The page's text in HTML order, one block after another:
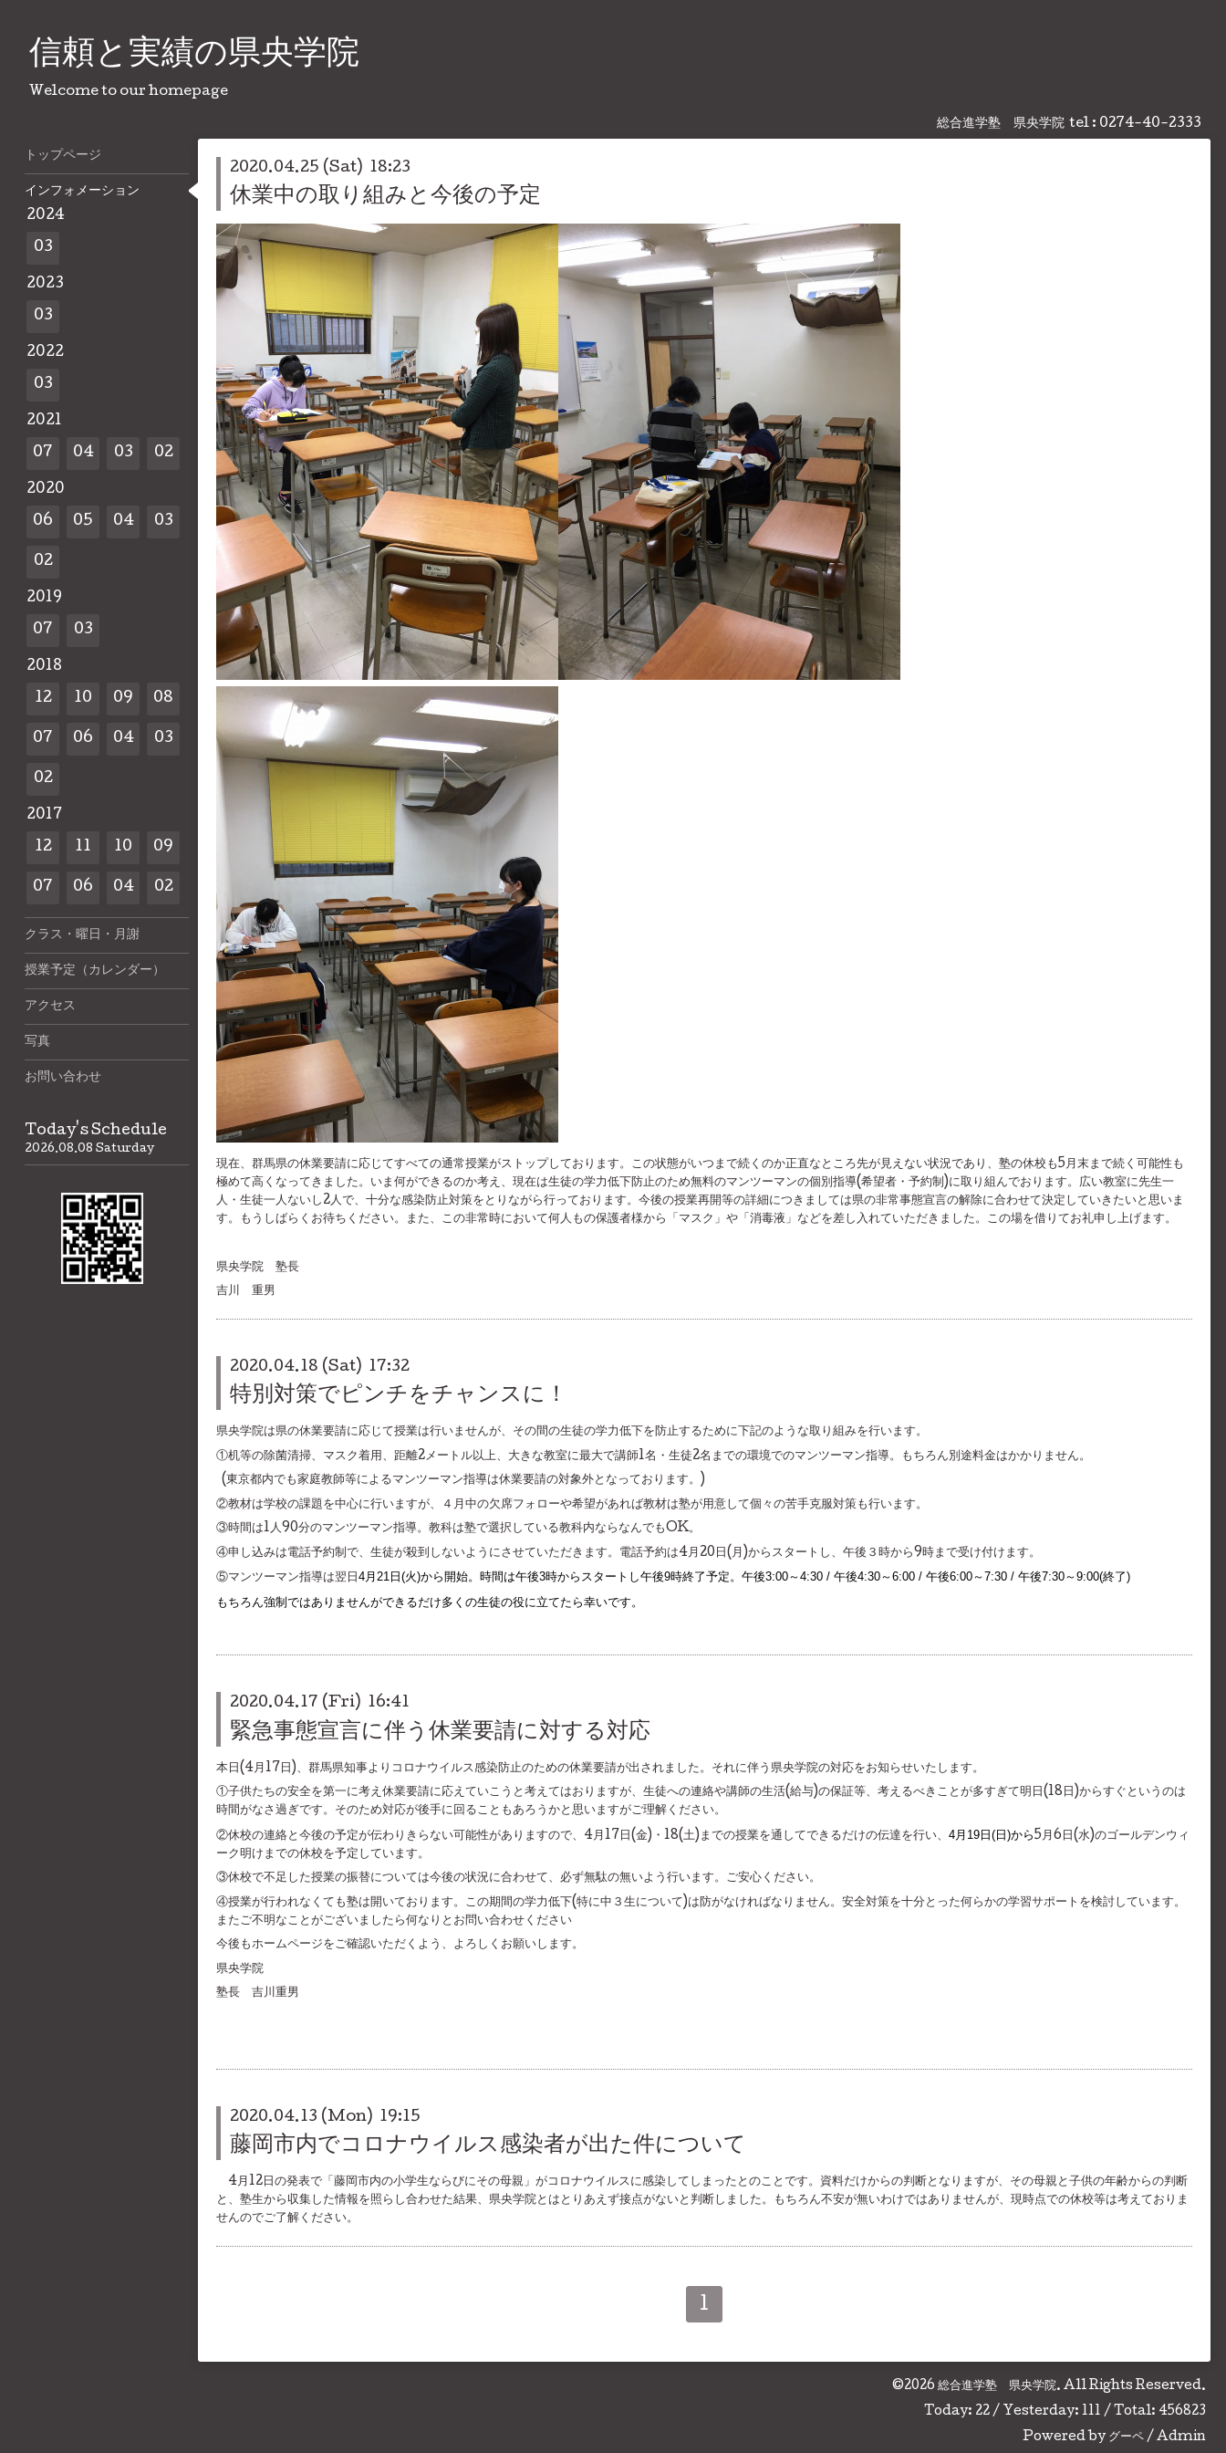
信頼と実績の県央学院
Welcome to our homepage
総合進学塾 県央学院 tel : 0274-40-2333
2020.04.25 (Sat) 18:23
休業中の取り組みと今後の予定
現在、群馬県の休業要請に応じてすべての通常授業がストップしております。この状態がいつまで続くのか正直なところ先が見えない状況であり、塾の休校も5月末まで続く可能性も
極めて高くなってきました。いま何ができるのか考え、現在は生徒の学力低下防止のため無料のマンツーマンの個別指導(希望者・予約制)に取り組んでおります。広い教室に先生一
人・生徒一人ないし2人で、十分な感染防止対策をとりながら行っております。今後の授業再開等の詳細につきましては県の非常事態宣言の解除に合わせて決定していきたいと思いま
す。もうしばらくお待ちください。また、この非常時において何人もの保護者様から「マスク」や「消毒液」などを差し入れていただきました。この場を借りてお礼申し上げます。
県央学院 塾長
吉川 重男
2020.04.18 (Sat) 17:32
特別対策でピンチをチャンスに！
県央学院は県の休業要請に応じて授業は行いませんが、その間の生徒の学力低下を防止するために下記のような取り組みを行います。
①机等の除菌清掃、マスク着用、距離2メートル以上、大きな教室に最大で講師1名・生徒2名までの環境でのマンツーマン指導。もちろん別途料金はかかりません。
(東京都内でも家庭教師等によるマンツーマン指導は休業要請の対象外となっております。)
②教材は学校の課題を中心に行いますが、４月中の欠席フォローや希望があれば教材は塾が用意して個々の苦手克服対策も行います。
③時間は1人90分のマンツーマン指導。教科は塾で選択している教科内ならなんでもOK。
④申し込みは電話予約制で、生徒が殺到しないようにさせていただきます。電話予約は4月20日(月)からスタートし、午後３時から9時まで受け付けます。
⑤マンツーマン指導は翌日 4月21日(火)から開始。時間は午後3時からスタートし午後9時終了予定。午後3:00～4:30 / 午後4:30～6:00 / 午後6:00～7:30 / 午後7:30～9:00(終了)
もちろん強制ではありませんができるだけ多くの生徒の役に立てたら幸いです。
2020.04.17 (Fri) 16:41
緊急事態宣言に伴う休業要請に対する対応
本日(4月17日)、群馬県知事よりコロナウイルス感染防止のための休業要請が出されました。それに伴う県央学院の対応をお知らせいたします。
①子供たちの安全を第一に考え休業要請に応えていこうと考えてはおりますが、生徒への連絡や講師の生活(給与)の保証等、考えるべきことが多すぎて明日(18日)からすぐというのは
時間がなさ過ぎです。そのため対応が後手に回ることもあろうかと思いますがご理解ください。
②休校の連絡と今後の予定が伝わりきらない可能性がありますので、4月17日(金)・18(土)までの授業を通してできるだけの伝達を行い、 4月19日(日)から5月6日(水)のゴールデンウィ
ーク明けまでの休校を予定しています。
③休校で不足した授業の振替については今後の状況に合わせて、必ず無駄の無いよう行います。ご安心ください。
④授業が行われなくても塾は開いております。この期間の学力低下(特に中３生について)は防がなければなりません。安全対策を十分とった何らかの学習サポートを検討しています。
またご不明なことがございましたら何なりとお問い合わせください
今後もホームページをご確認いただくよう、よろしくお願いします。
県央学院
塾長 吉川重男
2020.04.13 (Mon) 19:15
藤岡市内でコロナウイルス感染者が出た件について
4月12日の発表で「藤岡市内の小学生ならびにその母親」がコロナウイルスに感染してしまったとのことです。資料だけからの判断となりますが、その母親と子供の年齢からの判断
と、塾生から収集した情報を照らし合わせた結果、県央学院とはとりあえず接点がないと判断しました。もちろん不安が無いわけではありませんが、現時点での休校等は考えておりま
せんのでご了解ください。
1
©2026 総合進学塾 県央学院. All Rights Reserved.
Today: 22 / Yesterday: 111 / Total: 456823
Powered by グーペ / Admin
トップページ
インフォメーション
2024
03
2023
03
2022
03
2021
07 04 03 02
2020
06 05 04 03
02
2019
07 03
2018
12 10 09 08
07 06 04 03
02
2017
12 11 10 09
07 06 04 02
クラス・曜日・月謝
授業予定（カレンダー）
アクセス
写真
お問い合わせ
Today's Schedule
2026.08.08 Saturday